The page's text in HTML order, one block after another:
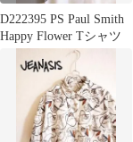
D222395 PS Paul Smith
Happy Flower Tシャツ